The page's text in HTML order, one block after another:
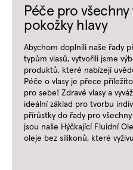
Péče pro všechny
pokožky hlavy
Abychom doplnili naše řady
typům vlasů, vytvořili jsme
produktů, které nabízejí
Péče o vlasy je přece
pro sebe! Zdravé vlasy a
ideální základ pro tvorbu
přírůstky do řady pro
jsou naše Hýčkající Fluidní
oleje bez silikonů, které